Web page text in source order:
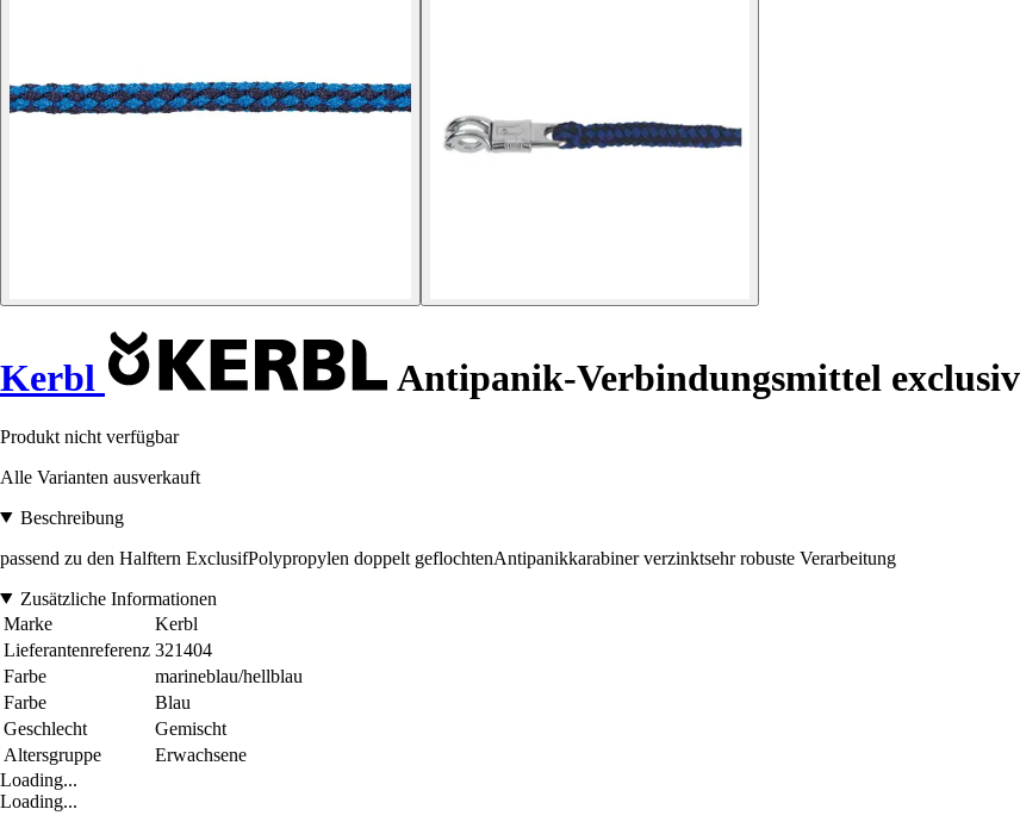
Kerbl Antipanik-Verbindungsmittel exclusiv
Produkt nicht verfügbar
Alle Varianten ausverkauft
Beschreibung
passend zu den Halftern ExclusifPolypropylen doppelt geflochtenAntipanikkarabiner verzinktsehr robuste Verarbeitung
Zusätzliche Informationen
Marke
Kerbl
Lieferantenreferenz 321404
Farbe
marineblau/hellblau
Farbe
Blau
Geschlecht
Gemischt
Altersgruppe
Erwachsene
Loading...
Loading...